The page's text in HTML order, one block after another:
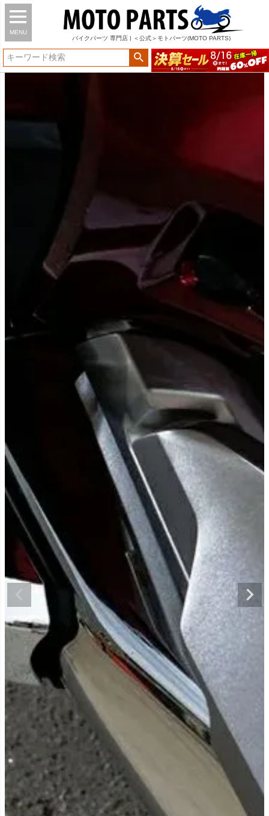
MENU
バイク パーツ 専門店 | ＜公式＞モトパーツ(MOTO PARTS)